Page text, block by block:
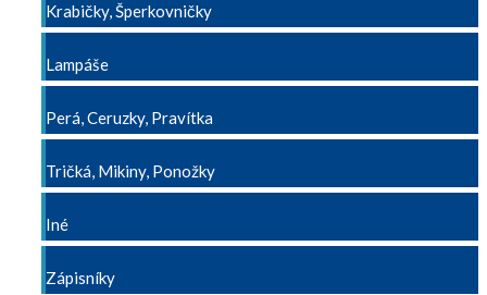
Krabičky, Šperkovničky
Lampáše
Perá, Ceruzky, Pravítka
Tričká, Mikiny, Ponožky
Iné
Zápisníky